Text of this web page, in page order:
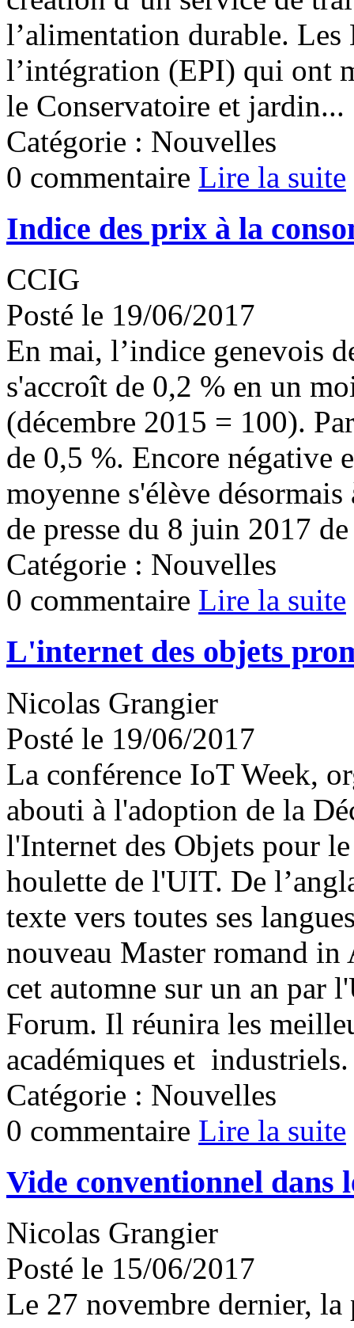
l’alimentation durable.
l’intégration (EPI) qui ont
le Conservatoire et jardin...
Catégorie : Nouvelles
0 commentaire Lire la suite
Indice des prix à la
CCIG
Posté le 19/06/2017
En mai, l’indice genevois
s'accroît de 0,2 % en un
(décembre 2015 = 100).
de 0,5 %. Encore négative
moyenne s'élève
de presse du 8 juin 2017
Catégorie : Nouvelles
0 commentaire Lire la suite
L'internet des objets
Nicolas Grangier
Posté le 19/06/2017
La conférence IoT Week,
abouti à l'adoption de la
l'Internet des Objets pour
houlette de l'UIT. De
texte vers toutes ses
nouveau Master romand in
cet automne sur un an par
Forum. Il réunira les
académiques et
Catégorie : Nouvelles
0 commentaire Lire la suite
Vide conventionnel dans
Nicolas Grangier
Posté le 15/06/2017
Le 27 novembre dernier,